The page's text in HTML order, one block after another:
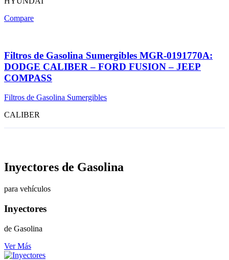
Compare
Filtros de Gasolina Sumergibles MGR-0191770A:
DODGE CALIBER – FORD FUSION – JEEP
COMPASS
Filtros de Gasolina Sumergibles
CALIBER
Inyectores de Gasolina
para vehículos
Inyectores
de Gasolina
Ver Más